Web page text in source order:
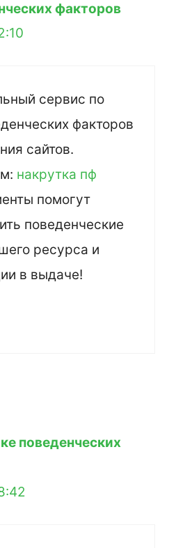
факторов
сервис по
факторов
сайтов.
накрутка пф
помогут
поведенческие
ресурса и
в выдаче!
поведенческих